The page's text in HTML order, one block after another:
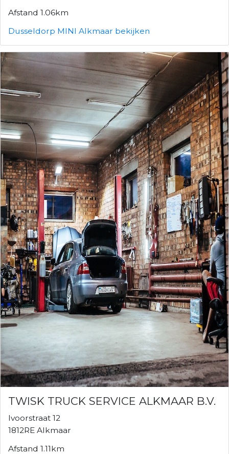
Afstand 1.06km
Dusseldorp MINI Alkmaar bekijken
TWISK TRUCK SERVICE ALKMAAR B.V.
Ivoorstraat 12
1812RE Alkmaar
Afstand 1.11km